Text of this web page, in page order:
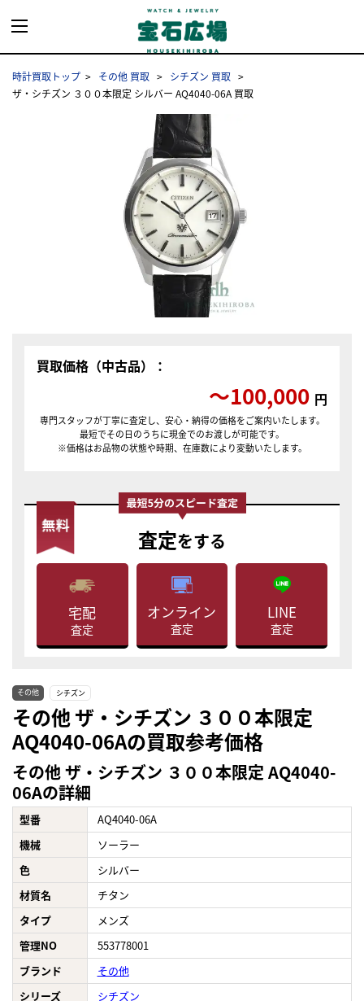
時計買取トップ その他 買取
シチズン 買取
ザ・シチズン ３００本限定 シルバー AQ4040-06A 買取
買取価格（中古品）：
〜100,000 円
専門スタッフが丁寧に査定し、安心・納得の価格をご案内いたします。
最短でその日のうちに現金でのお渡しが可能です。
※価格はお品物の状態や時期、在庫数により変動いたします。
査定をする
宅配
査定
オンライン
査定
LINE
査定
その他 シチズン
その他 ザ・シチズン ３００本限定
AQ4040-06Aの買取参考価格
その他 ザ・シチズン ３００本限定 AQ4040-
06Aの詳細
型番
AQ4040-06A
機械
ソーラー
色
シルバー
材質名
チタン
タイプ
メンズ
管理NO
553778001
ブランド
その他
シリーズ
シチズン